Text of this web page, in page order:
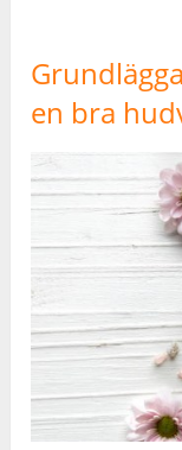
en bra